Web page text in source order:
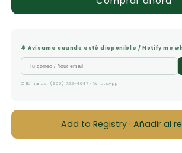
Valera
Reina
Valera
🔔 Avísame cuando esté disponible / Notify me
O llámanos: (956) 722-4047 ·WhatsApp
Add to Registry · Añadir al